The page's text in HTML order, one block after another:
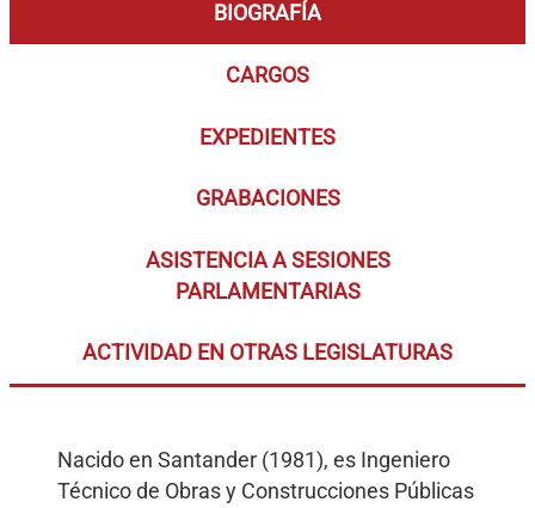
BIOGRAFÍA
CARGOS
EXPEDIENTES
GRABACIONES
ASISTENCIA A SESIONES
PARLAMENTARIAS
ACTIVIDAD EN OTRAS LEGISLATURAS
Nacido en Santander (1981), es Ingeniero
Técnico de Obras y Construcciones Públicas